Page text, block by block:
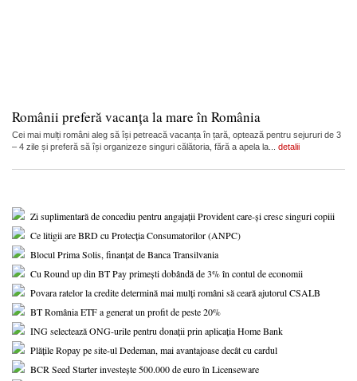
Românii preferă vacanța la mare în România
Cei mai mulți români aleg să își petreacă vacanța în țară, optează pentru sejururi de 3
– 4 zile și preferă să își organizeze singuri călătoria, fără a apela la... detalii
Zi suplimentară de concediu pentru angajații Provident care-și cresc singuri copiii
Ce litigii are BRD cu Protecția Consumatorilor (ANPC)
Blocul Prima Solis, finanțat de Banca Transilvania
Cu Round up din BT Pay primești dobândă de 3% în contul de economii
Povara ratelor la credite determină mai mulți români să ceară ajutorul CSALB
BT România ETF a generat un profit de peste 20%
ING selectează ONG-urile pentru donații prin aplicația Home Bank
Plățile Ropay pe site-ul Dedeman, mai avantajoase decât cu cardul
BCR Seed Starter investește 500.000 de euro în Licenseware